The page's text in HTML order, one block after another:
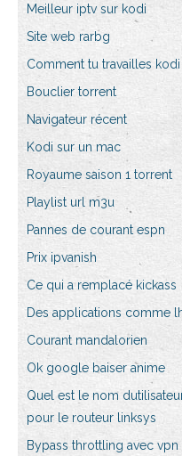
Meilleur iptv sur kodi
Site web rarbg
Comment tu travailles kodi
Bouclier torrent
Navigateur récent
Kodi sur un mac
Royaume saison 1 torrent
Playlist url m3u
Pannes de courant espn
Prix ipvanish
Ce qui a remplacé kickass
Des applications comme
Courant mandalorien
Ok google baiser anime
Quel est le nom
pour le routeur linksys
Bypass throttling avec vpn